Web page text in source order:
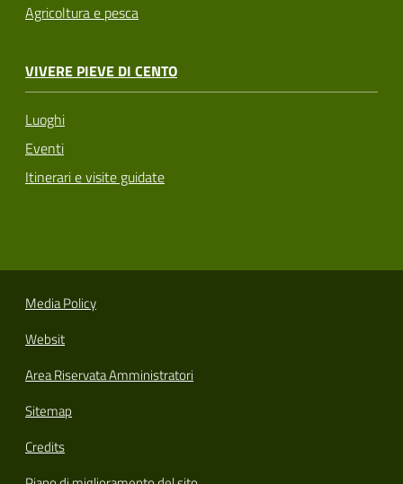
Agricoltura e pesca
VIVERE PIEVE DI CENTO
Luoghi
Eventi
Itinerari e visite guidate
Media Policy
Websit
Area Riservata Amministratori
Sitemap
Credits